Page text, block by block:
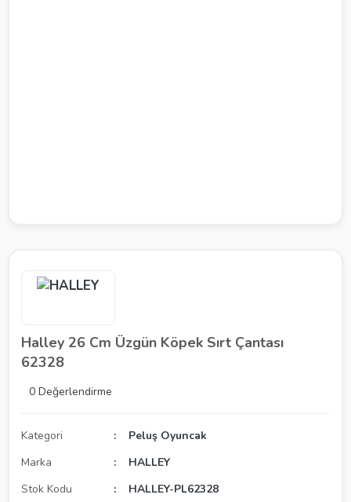
Halley 26 Cm Üzgün Köpek Sırt Çantası
62328
0 Değerlendirme
Kategori
Peluş Oyuncak
Marka
HALLEY
Stok Kodu
HALLEY-PL62328